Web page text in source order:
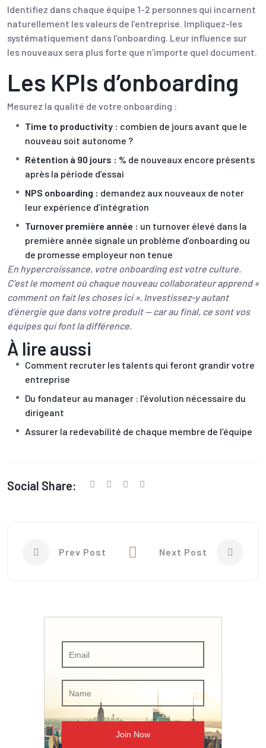
Identifiez dans chaque équipe 1-2 personnes qui incarnent
naturellement les valeurs de l’entreprise. Impliquez-les
systématiquement dans l’onboarding. Leur influence sur
les nouveaux sera plus forte que n’importe quel document.
Les KPIs d’onboarding
Mesurez la qualité de votre onboarding :
Time to productivity : combien de jours avant que le
nouveau soit autonome ?
Rétention à 90 jours : % de nouveaux encore présents
après la période d’essai
NPS onboarding : demandez aux nouveaux de noter
leur expérience d’intégration
Turnover première année : un turnover élevé dans la
première année signale un problème d’onboarding ou
de promesse employeur non tenue
En hypercroissance, votre onboarding est votre culture.
C’est le moment où chaque nouveau collaborateur apprend «
comment on fait les choses ici ». Investissez-y autant
d’énergie que dans votre produit — car au final, ce sont vos
équipes qui font la différence.
À lire aussi
Comment recruter les talents qui feront grandir votre
entreprise
Du fondateur au manager : l’évolution nécessaire du
dirigeant
Assurer la redevabilité de chaque membre de l’équipe
Social Share:
Prev Post Next Post